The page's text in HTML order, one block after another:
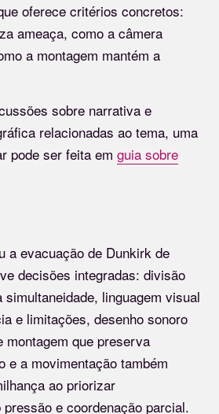
oferece critérios concretos:
ameaça, como a câmera
a montagem mantém a
sobre narrativa e
relacionadas ao tema, uma
pode ser feita em guia sobre
a evacuação de Dunkirk de
decisões integradas: divisão
linguagem visual
e limitações, desenho sonoro
montagem que preserva
e a movimentação também
ao priorizar
e coordenação parcial.